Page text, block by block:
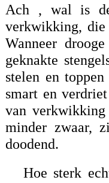
Ach , wal is
verkwikking, die
Wanneer
geknakte
stelen en
smart en
van verkwikking
minder zwaar,
doodend.
Hoe sterk